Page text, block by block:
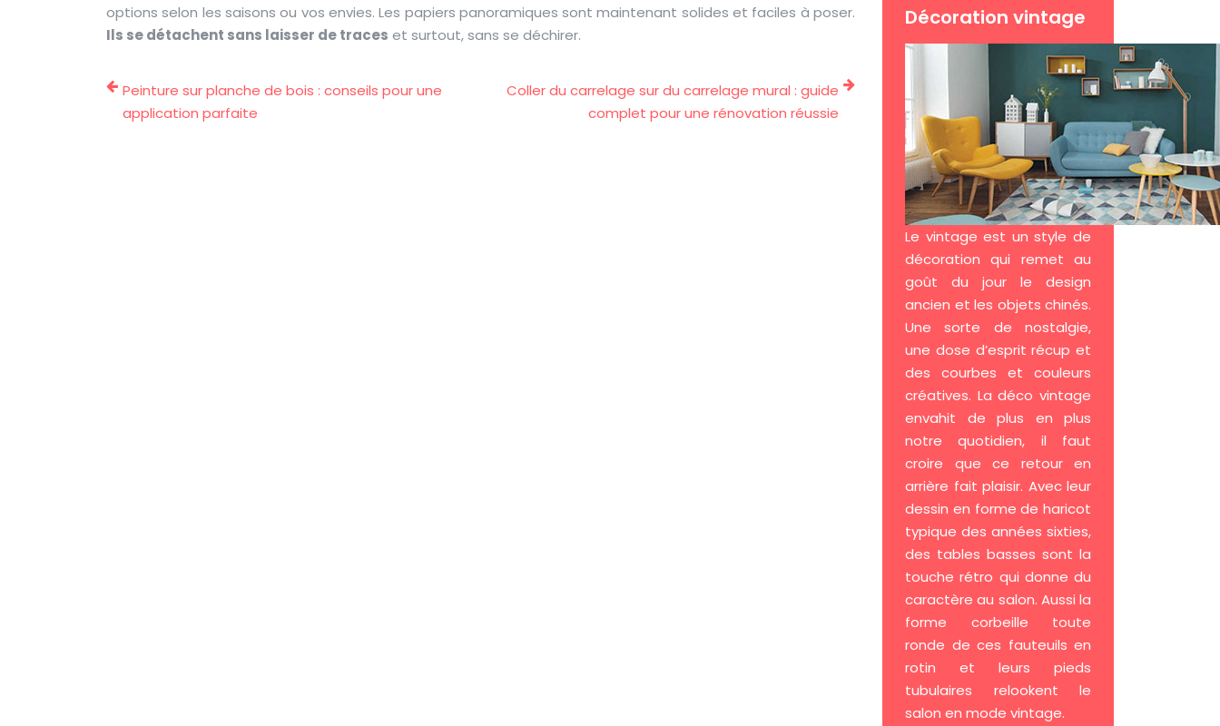
options selon les saisons ou vos envies. Les papiers panoramiques sont maintenant solides et faciles à poser.
Ils se détachent sans laisser de traces et surtout, sans se déchirer.
Peinture sur planche de bois : conseils pour une
application parfaite
Coller du carrelage sur du carrelage mural : guide
complet pour une rénovation réussie
Décoration vintage
Le vintage est un style de
décoration qui remet au
goût du jour le design
ancien et les objets chinés.
Une sorte de nostalgie,
une dose d’esprit récup et
des courbes et couleurs
créatives. La déco vintage
envahit de plus en plus
notre quotidien, il faut
croire que ce retour en
arrière fait plaisir. Avec leur
dessin en forme de haricot
typique des années sixties,
des tables basses sont la
touche rétro qui donne du
caractère au salon. Aussi la
forme corbeille toute
ronde de ces fauteuils en
rotin et leurs pieds
tubulaires relookent le
salon en mode vintage.